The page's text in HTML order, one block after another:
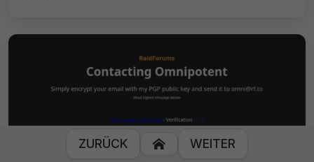
ZURÜCK  WEITER